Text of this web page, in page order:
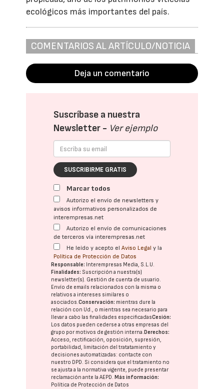
ecológicos más importantes del país.
COMENTARIOS AL ARTÍCULO/NOTICIA
Deja un comentario
Suscríbase a nuestra
Newsletter - Ver ejemplo
SUSCRIBIRME GRATIS
Marcar todos
Autorizo el envío de newsletters y
avisos informativos personalizados de
interempresas.net
Autorizo el envío de comunicaciones
de terceros vía interempresas.net
He leído y acepto elAviso Legal y la
Política de Protección de Datos
Responsable: Interempresas Media, S.L.U.
Finalidades: Suscripción a nuestra(s)
newsletter(s). Gestión de cuenta de usuario.
Envío de emails relacionados con la misma o
relativos a intereses similares o
asociados.Conservación: mientras dure la
relación con Ud., o mientras sea necesario para
llevar a cabo las finalidades especificadasCesión:
Los datos pueden cederse a otras empresas del
grupo por motivos de gestión interna.Derechos:
Acceso, rectificación, oposición, supresión,
portabilidad, limitación del tratatamiento y
decisiones automatizadas: contacte con
nuestro DPD. Si considera que el tratamiento no
se ajusta a la normativa vigente, puede presentar
reclamación ante laAEPD.Más información:
Política de Protección de Datos